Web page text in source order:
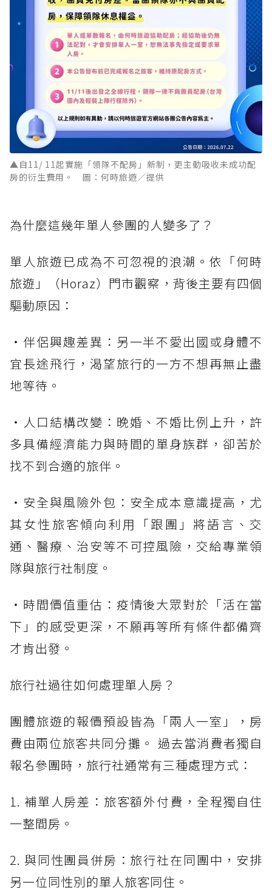
▲自11/ 11起實施「領隊不配房」新制，更主動吸收未成功配
房的衍生費用。 圖：何時旅遊／提供
為什麼這幾年單人參團的人變多了？
單人旅遊已成為不可忽視的浪潮。依「何時
旅遊」（Horaz）門市觀察，背後主要有四個
驅動原因：
・伴侶興趣差異：另一半不愛出國或身體不
宜長途飛行，渴望旅行的一方不想再無止盡
地等待。
・人口結構改變：晚婚、不婚比例上升，許
多具備經濟能力與時間的單身族群，卻苦於
找不到合適的旅伴。
・安全與風險外包：安全成本意識提高，尤
其女性旅客傾向利用「跟團」將語言、交
通、醫療、治安等不可控風險，交給專業領
隊與旅行社制度。
・時間價值重估：疫情後大眾對於「活在當
下」的感受更深，不願再等所有條件都備齊
才肯出發。
旅行社過往如何處理單人房？
團體旅遊的報價預設皆為「兩人一室」，房
費由兩位旅客共同分攤。 過去當消費者獨自
報名參團時，旅行社通常有三種處理方式：
1. 補單人房差：旅客額外付費，全程獨自住
一整間房。
2. 與同性團員併房：旅行社在同團中，安排
另一位同性別的單人旅客同住。